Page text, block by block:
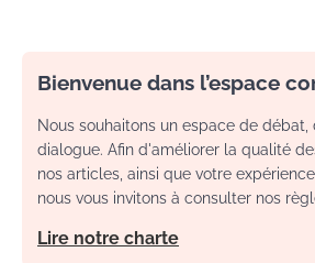
Bienvenue dans l’espace
Nous souhaitons un espace de débat,
dialogue. Afin d'améliorer la qualité
nos articles, ainsi que votre
nous vous invitons à consulter nos
Lire notre charte